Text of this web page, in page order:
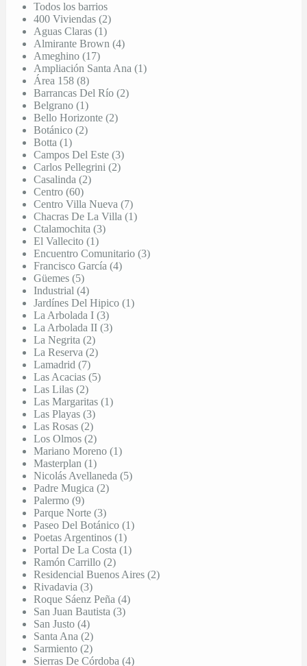
Todos los barrios
400 Viviendas (2)
Aguas Claras (1)
Almirante Brown (4)
Ameghino (17)
Ampliación Santa Ana (1)
Área 158 (8)
Barrancas Del Río (2)
Belgrano (1)
Bello Horizonte (2)
Botánico (2)
Botta (1)
Campos Del Este (3)
Carlos Pellegrini (2)
Casalinda (2)
Centro (60)
Centro Villa Nueva (7)
Chacras De La Villa (1)
Ctalamochita (3)
El Vallecito (1)
Encuentro Comunitario (3)
Francisco García (4)
Güemes (5)
Industrial (4)
Jardínes Del Hipico (1)
La Arbolada I (3)
La Arbolada II (3)
La Negrita (2)
La Reserva (2)
Lamadrid (7)
Las Acacias (5)
Las Lilas (2)
Las Margaritas (1)
Las Playas (3)
Las Rosas (2)
Los Olmos (2)
Mariano Moreno (1)
Masterplan (1)
Nicolás Avellaneda (5)
Padre Mugica (2)
Palermo (9)
Parque Norte (3)
Paseo Del Botánico (1)
Poetas Argentinos (1)
Portal De La Costa (1)
Ramón Carrillo (2)
Residencial Buenos Aires (2)
Rivadavia (3)
Roque Sáenz Peña (4)
San Juan Bautista (3)
San Justo (4)
Santa Ana (2)
Sarmiento (2)
Sierras De Córdoba (4)